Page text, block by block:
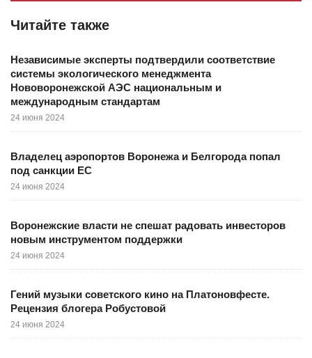
Читайте также
Независимые эксперты подтвердили соответствие
системы экологического менеджмента
Нововоронежской АЭС национальным и
международным стандартам
24 июня 2024
Владелец аэропортов Воронежа и Белгорода попал
под санкции ЕС
24 июня 2024
Воронежские власти не спешат радовать инвесторов
новым инструментом поддержки
24 июня 2024
Гений музыки советского кино на Платоновфесте.
Рецензия блогера Робустовой
24 июня 2024